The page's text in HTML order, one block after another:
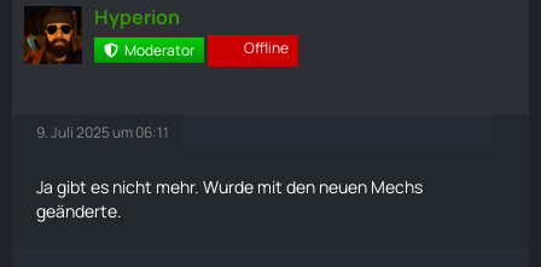
Hyperion
Moderator Offline
9. Juli 2025 um 06:11
Ja gibt es nicht mehr. Wurde mit den neuen Mechs
geänderte.